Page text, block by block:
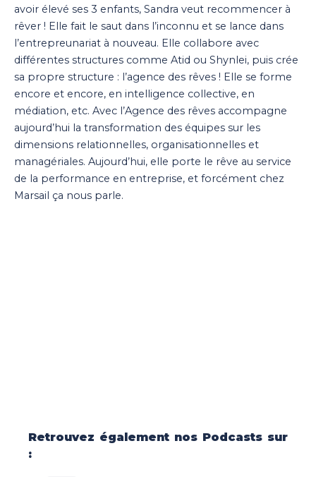
avoir élevé ses 3 enfants, Sandra veut recommencer à
rêver ! Elle fait le saut dans l’inconnu et se lance dans
l’entrepreunariat à nouveau. Elle collabore avec
différentes structures comme Atid ou Shynlei, puis crée
sa propre structure : l’agence des rêves ! Elle se forme
encore et encore, en intelligence collective, en
médiation, etc. Avec l’Agence des rêves accompagne
aujourd’hui la transformation des équipes sur les
dimensions relationnelles, organisationnelles et
managériales. Aujourd’hui, elle porte le rêve au service
de la performance en entreprise, et forcément chez
Marsail ça nous parle.
Retrouvez également nos Podcasts sur
: